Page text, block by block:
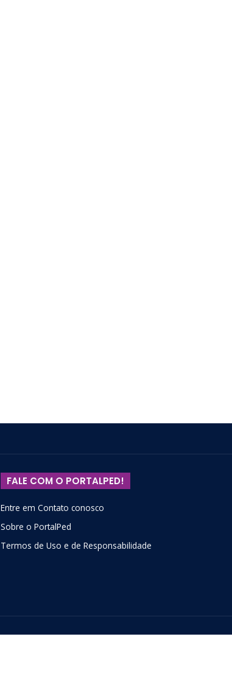
FALE COM O PORTALPED!
Entre em Contato conosco
Sobre o PortalPed
Termos de Uso e de Responsabilidade